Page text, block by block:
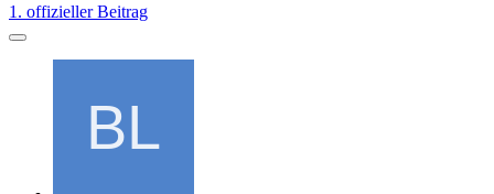
1. offizieller Beitrag